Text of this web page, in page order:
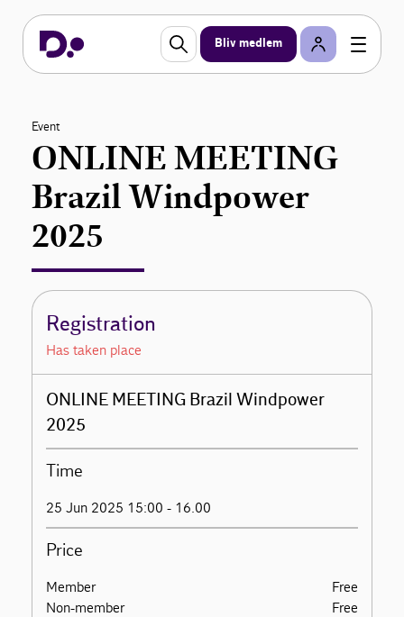
Bliv medlem
Event
ONLINE MEETING
Brazil Windpower
2025
Registration
Has taken place
ONLINE MEETING Brazil Windpower
2025
Time
25 Jun 2025 15:00 - 16.00
Price
Member
Free
Non-member
Free